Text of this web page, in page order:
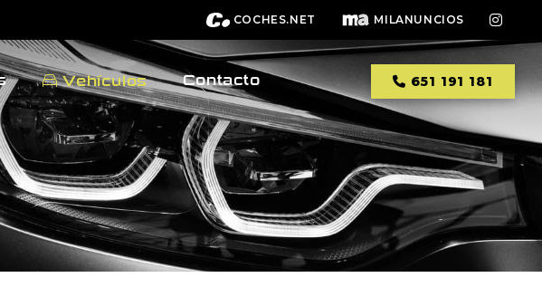
COCHES.NET MILANUNCIOS
Vehículos Contacto 651 191 181